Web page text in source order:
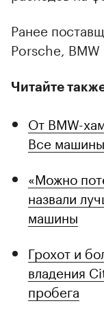
Ранее
Porsche,
Читайте
От BMW-
Все машины
«Можно
назвали
машины
Грохот и
владения
пробега